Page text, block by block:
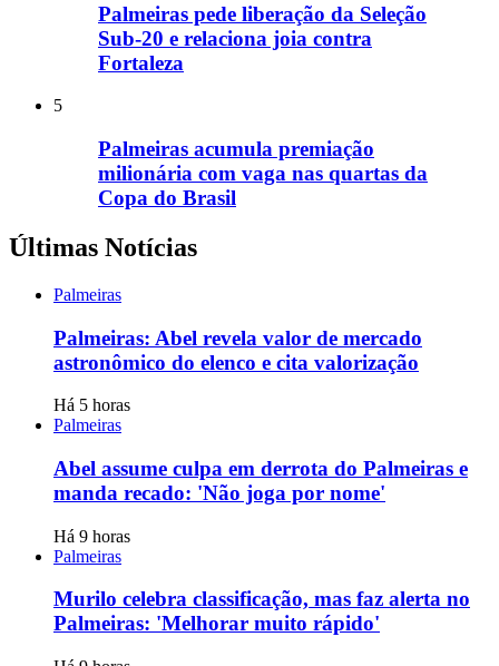
Palmeiras pede liberação da Seleção
Sub-20 e relaciona joia contra
Fortaleza
5
Palmeiras acumula premiação
milionária com vaga nas quartas da
Copa do Brasil
Últimas Notícias
Palmeiras
Palmeiras: Abel revela valor de mercado
astronômico do elenco e cita valorização
Há 5 horas
Palmeiras
Abel assume culpa em derrota do Palmeiras e
manda recado: 'Não joga por nome'
Há 9 horas
Palmeiras
Murilo celebra classificação, mas faz alerta no
Palmeiras: 'Melhorar muito rápido'